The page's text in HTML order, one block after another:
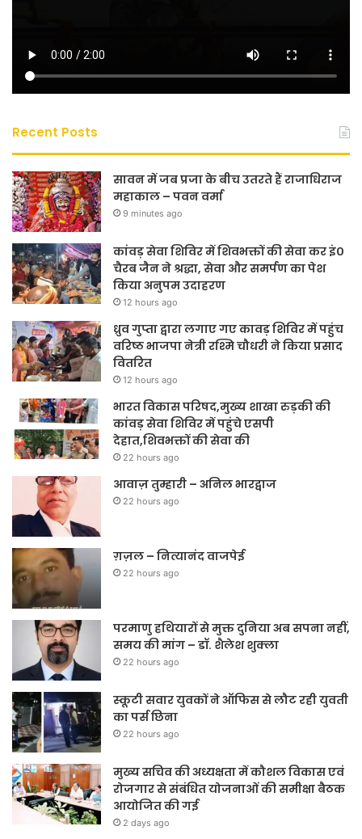
Recent Posts
सावन में जब प्रजा के बीच उतरते हैं राजाधिराज
महाकाल – पवन वर्मा
9 minutes ago
कांवड़ सेवा शिविर में शिवभक्तों की सेवा कर इं०
चैरब जैन ने श्रद्धा, सेवा और समर्पण का पेश
किया अनुपम उदाहरण
12 hours ago
ध्रुव गुप्ता द्वारा लगाए गए कावड़ शिविर में पहुंच
वरिष्ठ भाजपा नेत्री रश्मि चौधरी ने किया प्रसाद
वितरित
12 hours ago
भारत विकास परिषद,मुख्य शाखा रुड़की की
कांवड़ सेवा शिविर में पहुंचे एसपी
देहात,शिवभक्तों की सेवा की
22 hours ago
आवाज़ तुम्हारी – अनिल भारद्वाज
22 hours ago
ग़ज़ल – नित्यानंद वाजपेई
22 hours ago
परमाणु हथियारों से मुक्त दुनिया अब सपना नहीं,
समय की मांग – डॉ. शैलेश शुक्ला
22 hours ago
स्कूटी सवार युवकों ने ऑफिस से लौट रही युवती
का पर्स छिना
22 hours ago
मुख्य सचिव की अध्यक्षता में कौशल विकास एवं
रोजगार से संबंधित योजनाओं की समीक्षा बैठक
आयोजित की गई
2 days ago